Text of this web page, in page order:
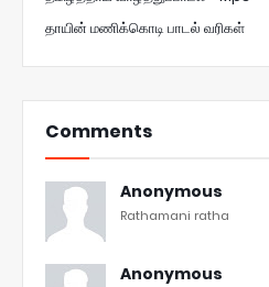
தாயின் மணிக்கொடி பாடல் வரிகள்
Comments
Anonymous
Rathamani ratha
Anonymous